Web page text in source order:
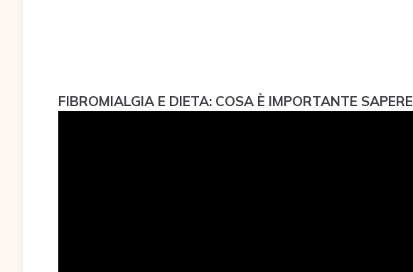
FIBROMIALGIA E DIETA: COSA È IMPORTANTE SAPERE